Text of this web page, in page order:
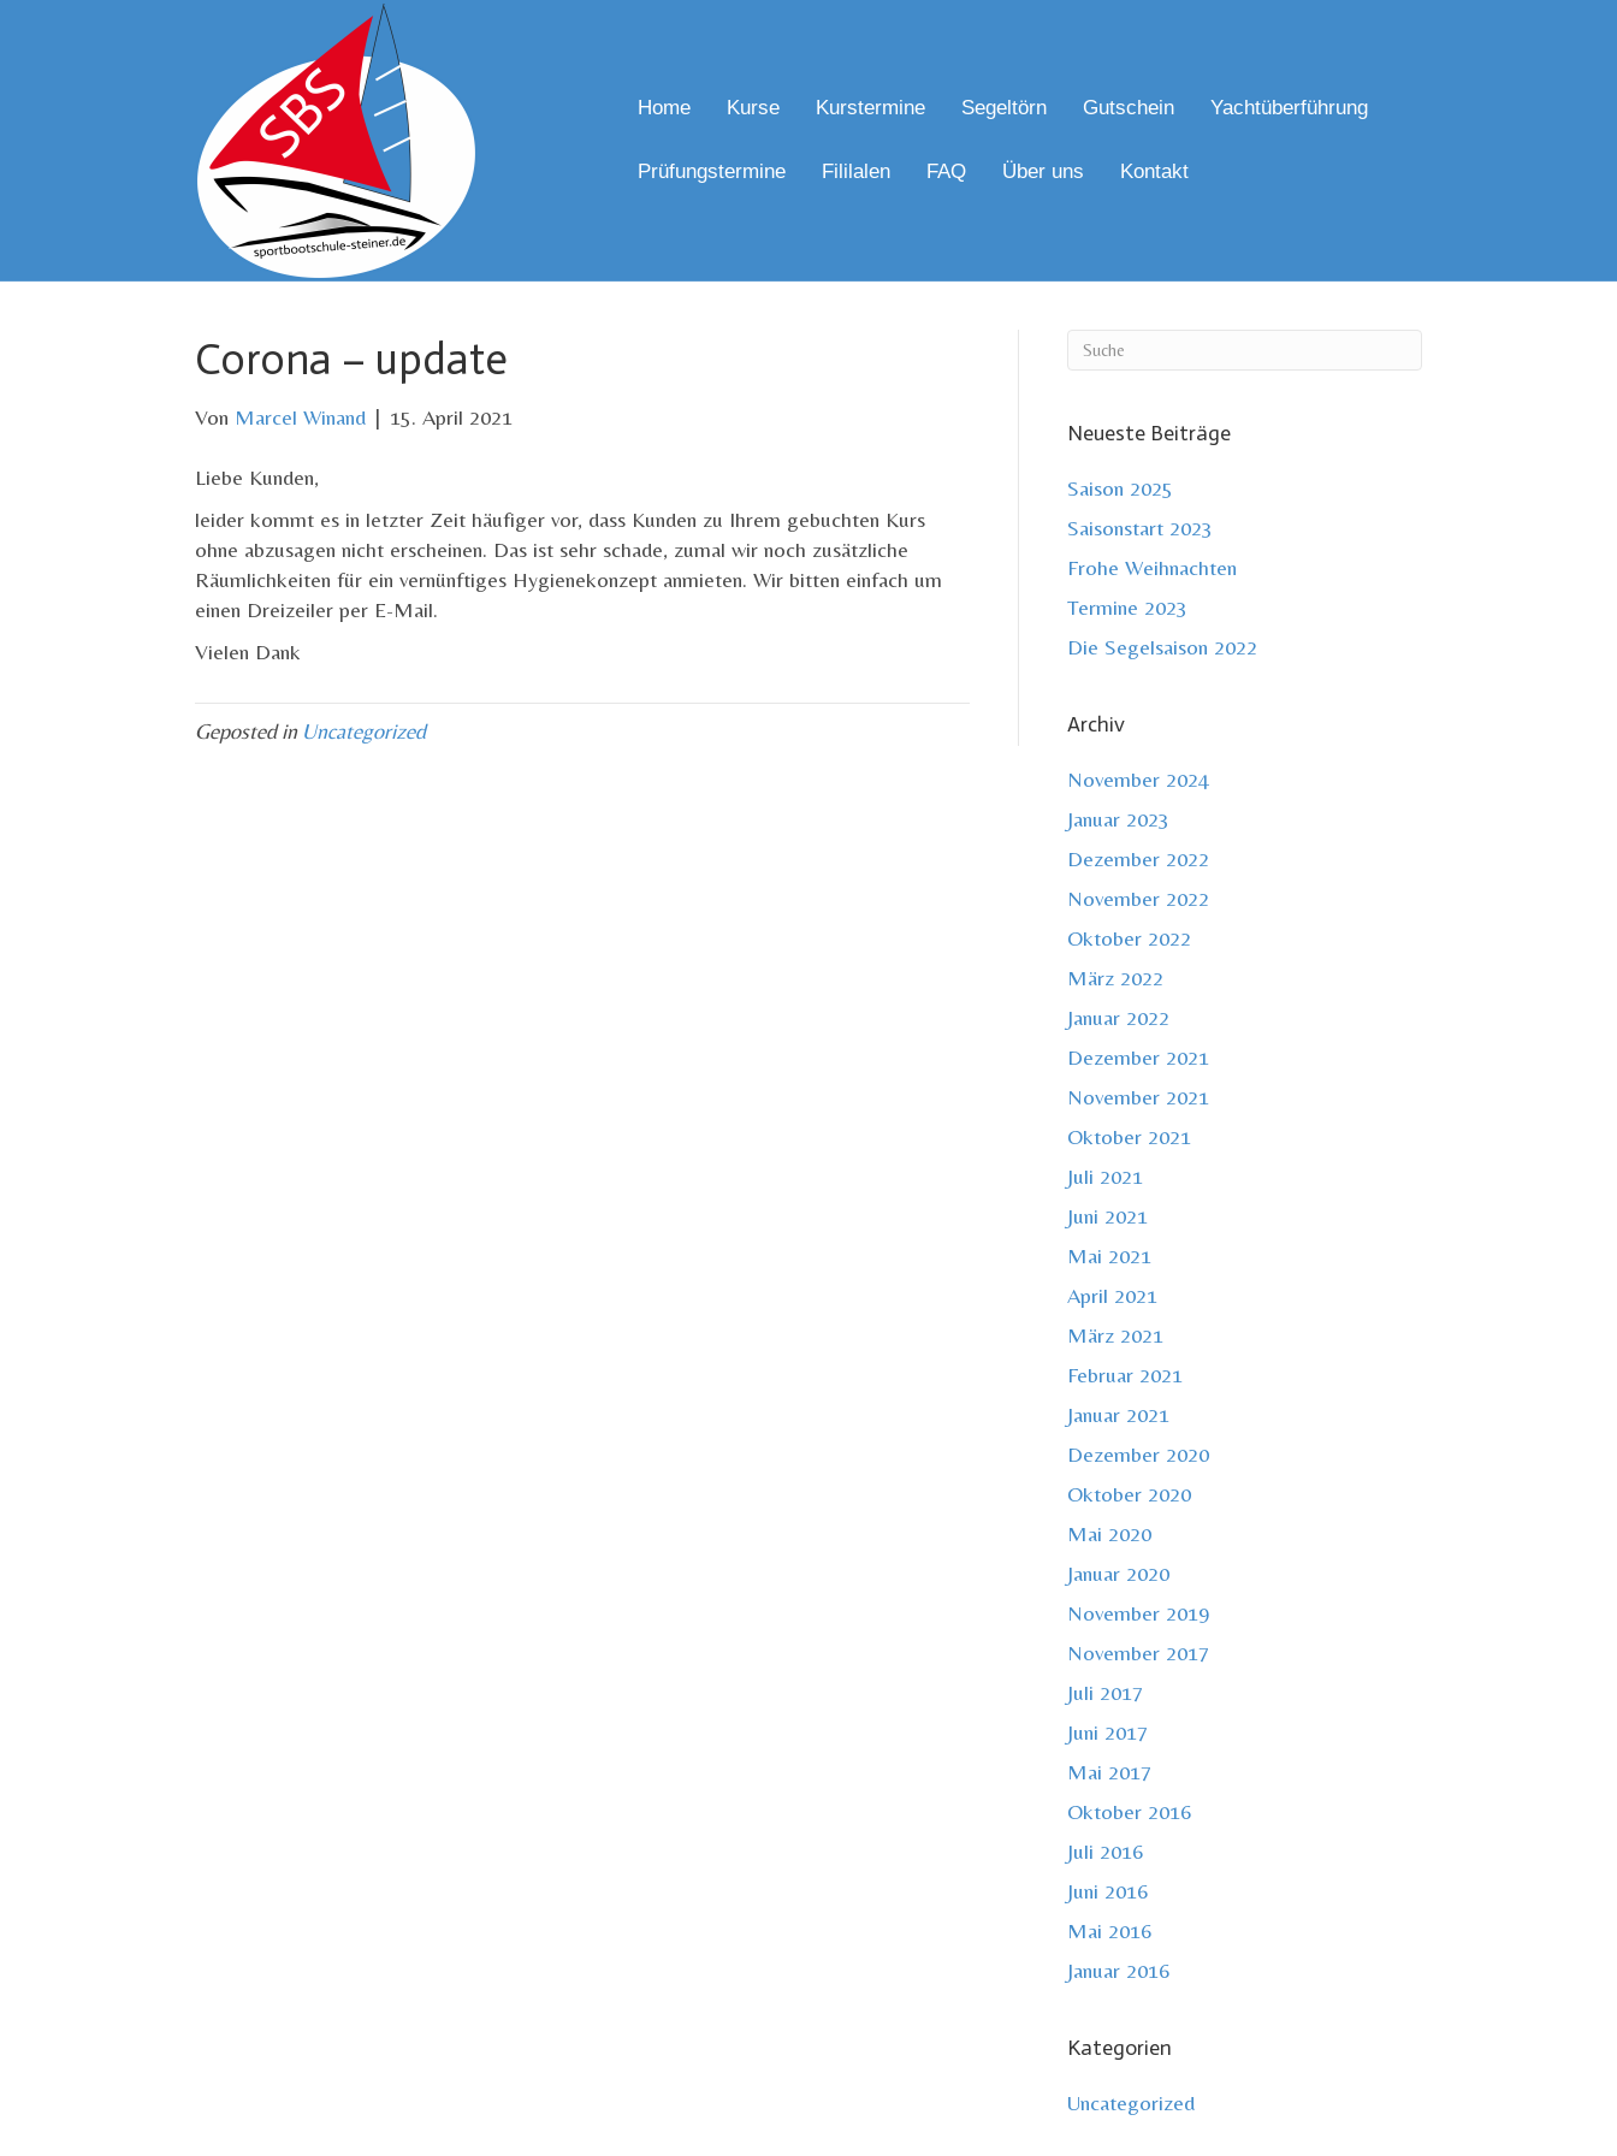
Home Kurse Kurstermine Segeltörn Gutschein Yachtüberführung
Prüfungstermine Fililalen FAQ Über uns Kontakt
Corona – update
Von Marcel Winand | 15. April 2021
Liebe Kunden,
leider kommt es in letzter Zeit häufiger vor, dass Kunden zu Ihrem gebuchten Kurs
ohne abzusagen nicht erscheinen. Das ist sehr schade, zumal wir noch zusätzliche
Räumlichkeiten für ein vernünftiges Hygienekonzept anmieten. Wir bitten einfach um
einen Dreizeiler per E-Mail.
Vielen Dank
Geposted in Uncategorized
Neueste Beiträge
Saison 2025
Saisonstart 2023
Frohe Weihnachten
Termine 2023
Die Segelsaison 2022
Archiv
November 2024
Januar 2023
Dezember 2022
November 2022
Oktober 2022
März 2022
Januar 2022
Dezember 2021
November 2021
Oktober 2021
Juli 2021
Juni 2021
Mai 2021
April 2021
März 2021
Februar 2021
Januar 2021
Dezember 2020
Oktober 2020
Mai 2020
Januar 2020
November 2019
November 2017
Juli 2017
Juni 2017
Mai 2017
Oktober 2016
Juli 2016
Juni 2016
Mai 2016
Januar 2016
Kategorien
Uncategorized